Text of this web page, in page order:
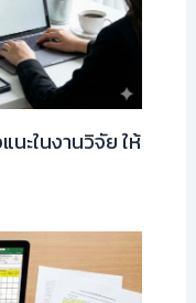
นะในงานวิจัย ให้